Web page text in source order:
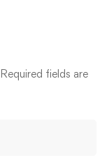
Required fields are